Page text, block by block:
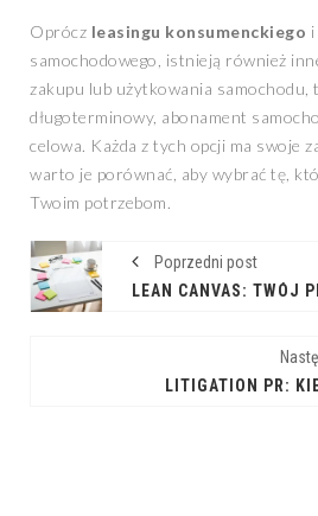
Oprócz leasingu konsumenckiego
samochodowego, istnieją również
zakupu lub użytkowania samochodu,
długoterminowy, abonament
celowa. Każda z tych opcji ma swoje
warto je porównać, aby wybrać tę,
Twoim potrzebom.
Poprzedni post